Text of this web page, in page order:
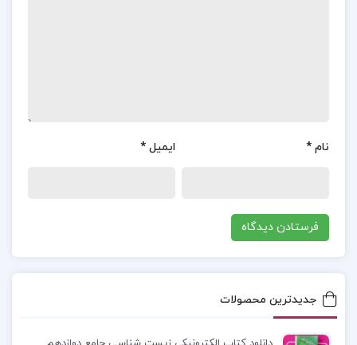
سعید عنبرستانی، یک منبع جامع و کاربردی برای
پوشش می‌دهد و به بررسی و خلاصه‌سازی مفاهیم
جداول و فهرست‌های منظم: مفاهیم کتاب‌های درسی
به صورت خلاصه و در قالب جداول و فهرست‌های مرتب
نام * ایمیل *
جدیدترین محصولات